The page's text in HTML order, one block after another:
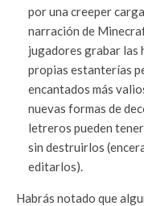
por una creeper
narración de
jugadores grabar las
propias estanterías
encantados más
nuevas formas de
letreros pueden
sin destruirlos
editarlos).
Habrás notado que